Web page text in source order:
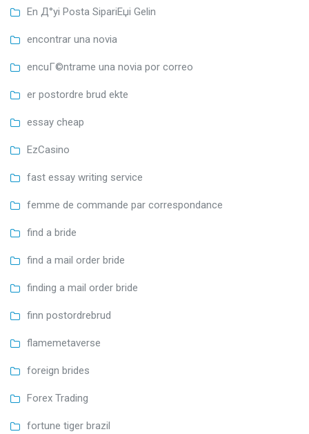
En Д°yi Posta SipariЕџi Gelin
encontrar una novia
encuГ©ntrame una novia por correo
er postordre brud ekte
essay cheap
EzCasino
fast essay writing service
femme de commande par correspondance
find a bride
find a mail order bride
finding a mail order bride
finn postordrebrud
flamemetaverse
foreign brides
Forex Trading
fortune tiger brazil